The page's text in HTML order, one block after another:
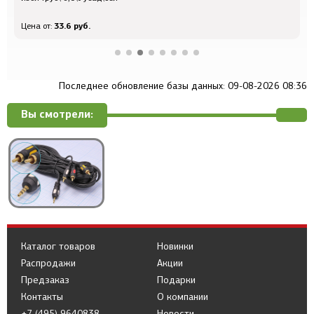
Цена от: 33.6 руб.
Последнее обновление базы данных: 09-08-2026 08:36
Вы смотрели:
Каталог товаров
Распродажи
Предзаказ
Новинки
Акции
Подарки
Контакты
О компании